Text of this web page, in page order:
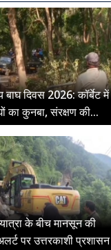
बाघ दिवस 2026: कॉर्बेट में
का कुनबा, संरक्षण की...
के बीच मानसून की
पर उत्तरकाशी प्रशासन